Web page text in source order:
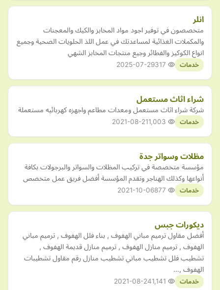
انلر
متخصصون في توفير اجود مواد المخابز والكيك والمعجنات
والمكملات الغذائية لمساعدتك في عمل اللذ الحلويات الصحية وجميع
انواع الكوكيز والفطائر وجيع منتجات المخابز الشهي
خدمات 2025-07-29
شراء اثاث مستعمل
شركة شراء اثاث مستعمل ومعدات مطاعم واجهزه كهربائيه مستعملة
خدمات 2021-08-21
مظلات وسواتر جدة
مؤسسة متخصصة في تركيب المظلات والسواتر والبرجولات بكافة
أنواعها وكذلك الهناجر وتقدم المؤسسة أفضل فريق عمل متخصص
خدمات 2021-10-06
ديكورات جبس
أفضل مقاول ترميم مباني الهفوف , بناء فلل الهفوف , ترميم مباني
الهفوف , ترميم منازل الهفوف , ترميم منازل قديمة الهفوف ,
تشطيب فلل تشطيب مباني تشطيب منازل رقم مقاول تشطيبات
الهفوف ,…
خدمات 2021-08-24